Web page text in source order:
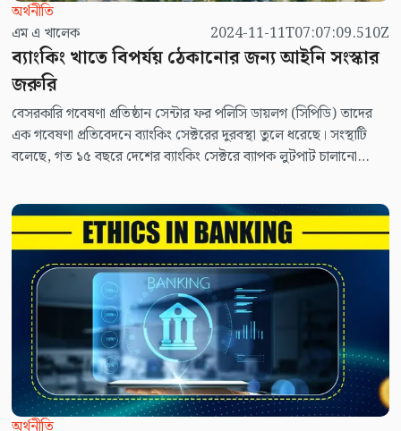
অর্থনীতি
এম এ খালেক
2024-11-11T07:07:09.510Z
ব্যাংকিং খাতে বিপর্যয় ঠেকানোর জন্য আইনি সংস্কার
জরুরি
বেসরকারি গবেষণা প্রতিষ্ঠান সেন্টার ফর পলিসি ডায়লগ (সিপিডি) তাদের
এক গবেষণা প্রতিবেদনে ব্যাংকিং সেক্টরের দুরবস্থা তুলে ধরেছে। সংস্থাটি
বলেছে, গত ১৫ বছরে দেশের ব্যাংকিং সেক্টরে ব্যাপক লুটপাট চালানো
ব্যবসায়রত ৬০টি ব্যাংকের মধ্যে অন্তত ২৯টি নানা কারণেই স্বাভাবিক গতিতে
চলছে না। এর মধ্যে অন্তত ১০টি ব্যাংক দেউলিয়া হবার পর্যায়ে রয়েছে।
জনগণের আস্থা ও বিশ্বাসের স্থল ব্যাংকিং সেক্টরকে লুটপাটের আখড়ায়
পরিণত করা হয়েছে। ২০০৮ সাল থেকে ২০২৩ পর্যন্ত ১৫ বছরে দেশের
ব্যাংকিং সেক্টরে সংঘটিত ২৪টি বড় ধরনের দুর্নীতির ঘটনায় ৯২ হাজার ২৬১
কোটি টাকা লুটে নিয়েছে একটি চিহ্নিত মহল। ব্যাংকিং সেক্টর থেকে দুর্নীতির
মাধ্যমে লুটে নেয়া এই অর্থের পরিমাণ ২০২৩-২৪ অর্থবছরের জাতীয়
বাজেটের ১২ শতাংশ।